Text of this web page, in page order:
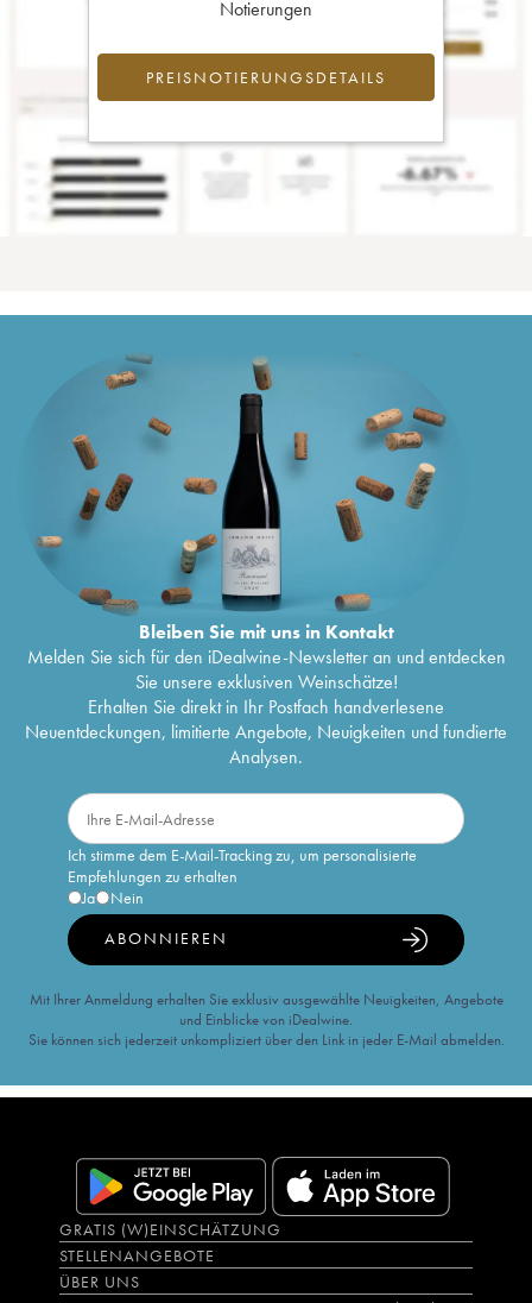
Notierungen
PREISNOTIERUNGSDETAILS
Bleiben Sie mit uns in Kontakt
Melden Sie sich für den iDealwine-Newsletter an und entdecken
Sie unsere exklusiven Weinschätze!
Erhalten Sie direkt in Ihr Postfach handverlesene
Neuentdeckungen, limitierte Angebote, Neuigkeiten und fundierte
Analysen.
Ich stimme dem E-Mail-Tracking zu, um personalisierte
Empfehlungen zu erhalten
Ja
Nein
ABONNIEREN
Mit Ihrer Anmeldung erhalten Sie exklusiv ausgewählte Neuigkeiten, Angebote
und Einblicke von iDealwine.
Sie können sich jederzeit unkompliziert über den Link in jeder E-Mail abmelden.
GRATIS (W)EINSCHÄTZUNG
STELLENANGEBOTE
ÜBER UNS